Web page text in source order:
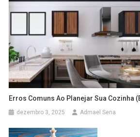
Erros Comuns Ao Planejar Sua Cozinha
dezembro 3, 2025 Admael Sena